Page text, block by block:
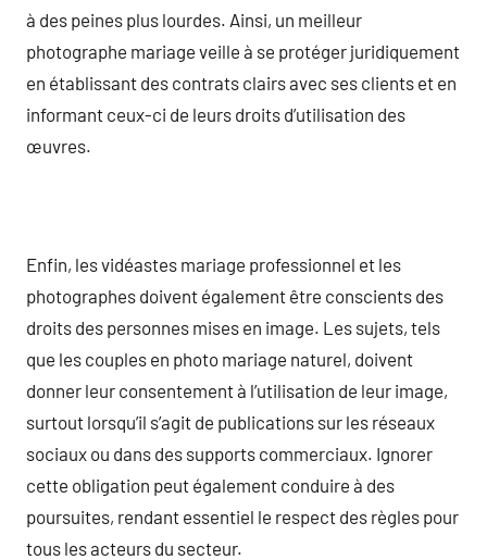
à des peines plus lourdes. Ainsi, un meilleur
photographe mariage veille à se protéger juridiquement
en établissant des contrats clairs avec ses clients et en
informant ceux-ci de leurs droits d’utilisation des
œuvres.
Enfin, les vidéastes mariage professionnel et les
photographes doivent également être conscients des
droits des personnes mises en image. Les sujets, tels
que les couples en photo mariage naturel, doivent
donner leur consentement à l’utilisation de leur image,
surtout lorsqu’il s’agit de publications sur les réseaux
sociaux ou dans des supports commerciaux. Ignorer
cette obligation peut également conduire à des
poursuites, rendant essentiel le respect des règles pour
tous les acteurs du secteur.